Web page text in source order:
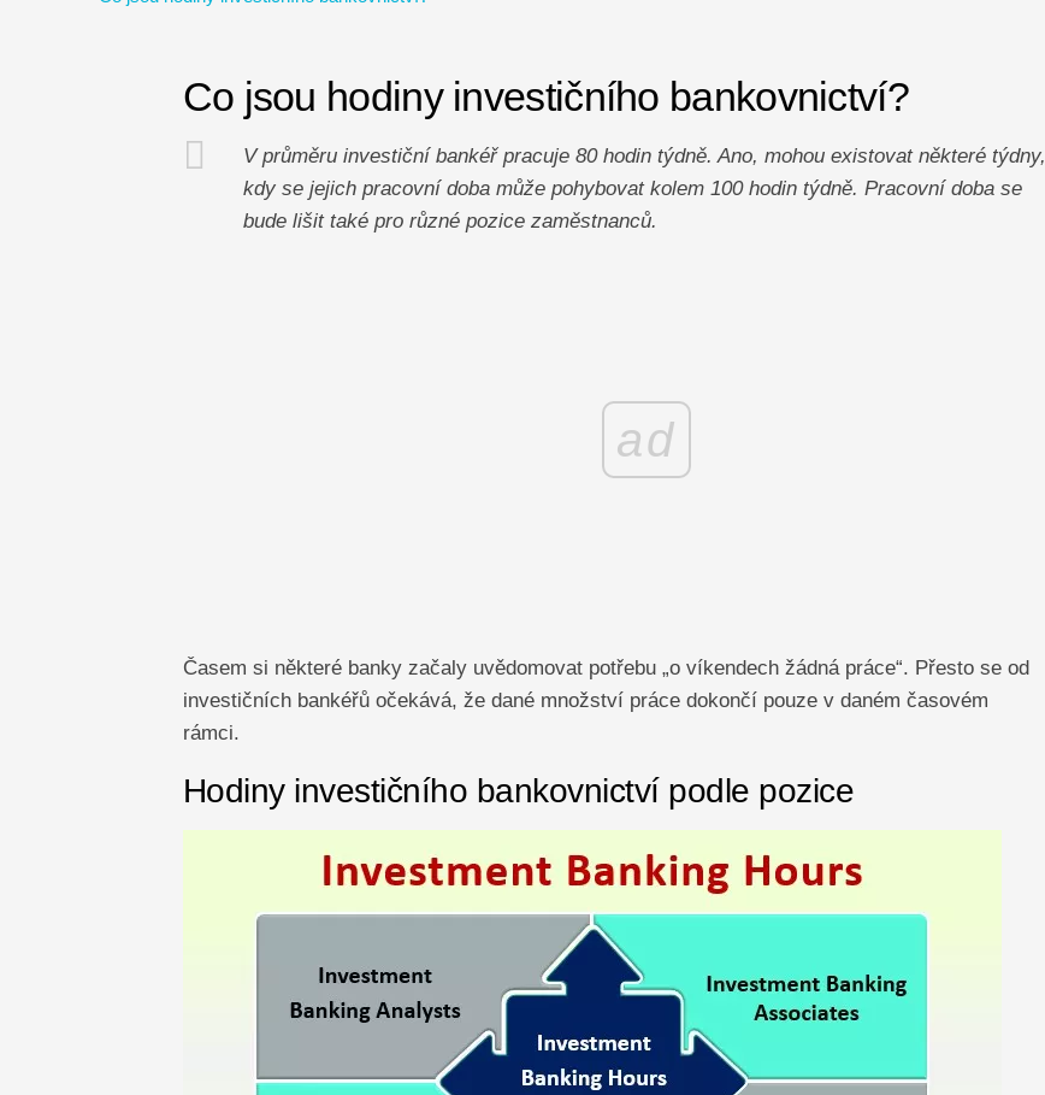
Co jsou hodiny investičního bankovnictví?
V průměru investiční bankéř pracuje 80 hodin týdně. Ano, mohou existovat některé týdny,
kdy se jejich pracovní doba může pohybovat kolem 100 hodin týdně. Pracovní doba se
bude lišit také pro různé pozice zaměstnanců.
ad
Časem si některé banky začaly uvědomovat potřebu „o víkendech žádná práce“. Přesto se od
investičních bankéřů očekává, že dané množství práce dokončí pouze v daném časovém
rámci.
Hodiny investičního bankovnictví podle pozice